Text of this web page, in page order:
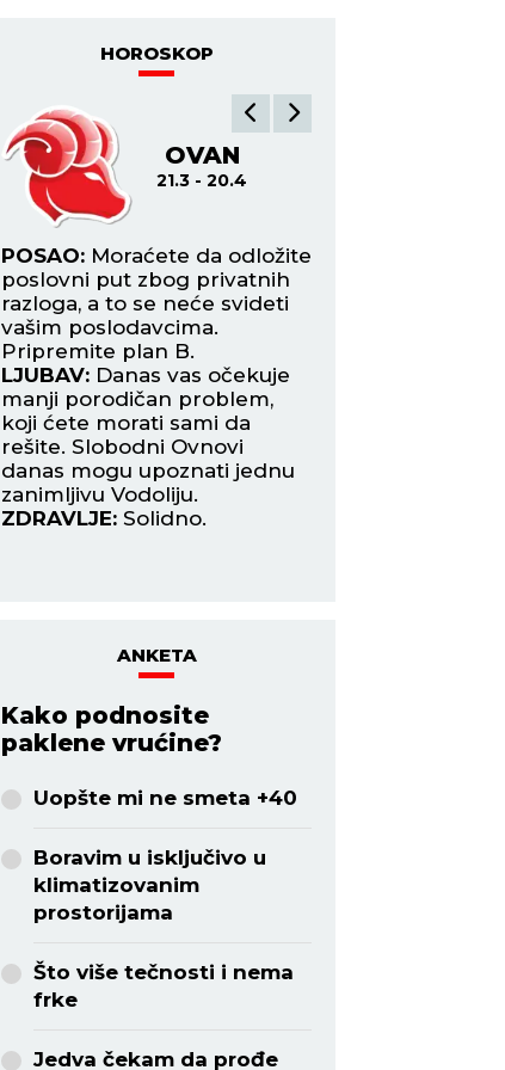
HOROSKOP
OVAN
21.3 - 20.4
POSAO: Moraćete da odložite
poslovni put zbog privatnih
razloga, a to se neće svideti
vašim poslodavcima.
Pripremite plan B.
LJUBAV: Danas vas očekuje
manji porodičan problem,
koji ćete morati sami da
rešite. Slobodni Ovnovi
danas mogu upoznati jednu
zanimljivu Vodoliju.
ZDRAVLJE: Solidno.
ANKETA
Kako podnosite
paklene vrućine?
Uopšte mi ne smeta +40
Boravim u isključivo u
klimatizovanim
prostorijama
Što više tečnosti i nema
frke
Jedva čekam da prođe